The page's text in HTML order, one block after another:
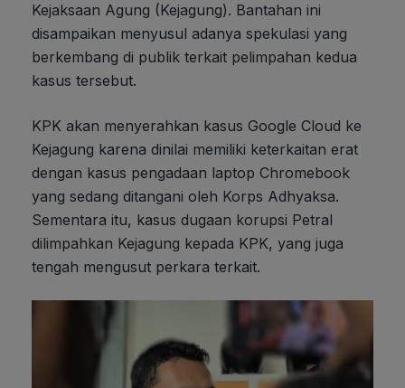
Kejaksaan Agung (Kejagung). Bantahan ini
disampaikan menyusul adanya spekulasi yang
berkembang di publik terkait pelimpahan kedua
kasus tersebut.
KPK akan menyerahkan kasus Google Cloud ke
Kejagung karena dinilai memiliki keterkaitan erat
dengan kasus pengadaan laptop Chromebook
yang sedang ditangani oleh Korps Adhyaksa.
Sementara itu, kasus dugaan korupsi Petral
dilimpahkan Kejagung kepada KPK, yang juga
tengah mengusut perkara terkait.